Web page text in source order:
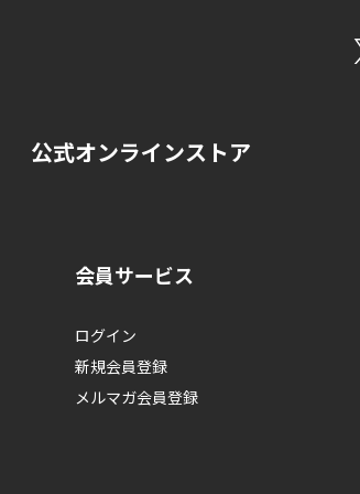
公式オンラインストア
会員サービス
ログイン
新規会員登録
メルマガ会員登録